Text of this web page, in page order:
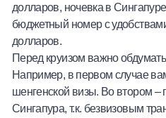
долларов, ночевка в
бюджетный номер с
долларов.
Перед круизом важно
Например, в первом случае
шенгенской визы. Во втором –
Сингапура, т.к. безвизовым